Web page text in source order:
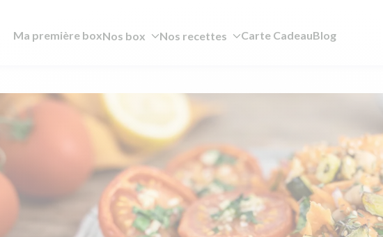
Ma première boxNos box Nos recettes Carte CadeauBlog